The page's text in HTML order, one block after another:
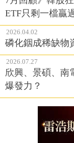
ETF只剩一檔贏
2026.04.02
磷化銦成稀缺物
2026.07.27
欣興、景碩、南
爆發力？